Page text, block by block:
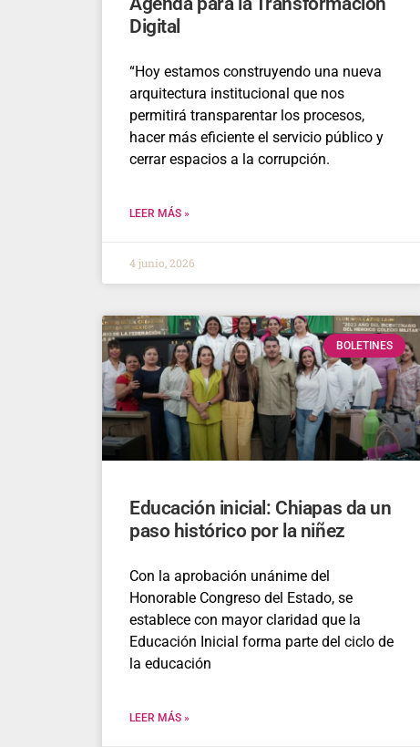
Digital
“Hoy estamos construyendo una nueva
arquitectura institucional que nos
permitirá transparentar los procesos,
hacer más eficiente el servicio público y
cerrar espacios a la corrupción.
LEER MÁS »
4 junio, 2026
BOLETINES
Educación inicial: Chiapas da un
paso histórico por la niñez
Con la aprobación unánime del
Honorable Congreso del Estado, se
establece con mayor claridad que la
Educación Inicial forma parte del ciclo de
la educación
LEER MÁS »